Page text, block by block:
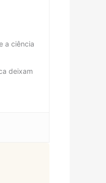
a ciência
deixam